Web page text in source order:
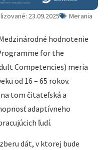
23.09.2025 Merania
hodnotenie
for the
Competencies) meria
od 16 – 65 rokov.
na tom čitateľská a
adaptívneho
ľudí.
dát, v ktorej bude